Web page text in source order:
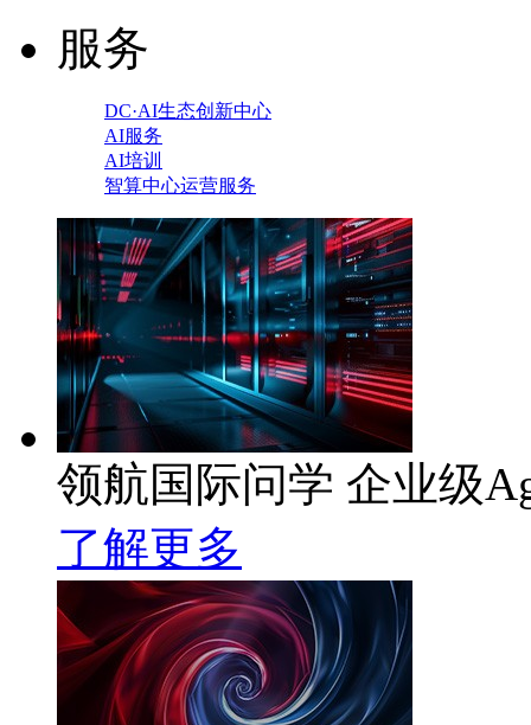
服务
DC·AI生态创新中心
AI服务
AI培训
智算中心运营服务
领航国际问学 企业级
了解更多